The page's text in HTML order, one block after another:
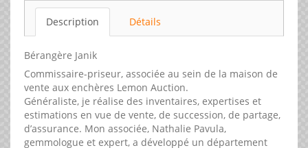
Description Détails
Bérangère Janik
Commissaire-priseur, associée au sein de la maison de
vente aux enchères Lemon Auction.
Généraliste, je réalise des inventaires, expertises et
estimations en vue de vente, de succession, de partage,
d’assurance. Mon associée, Nathalie Pavula,
gemmologue et expert, a développé un département